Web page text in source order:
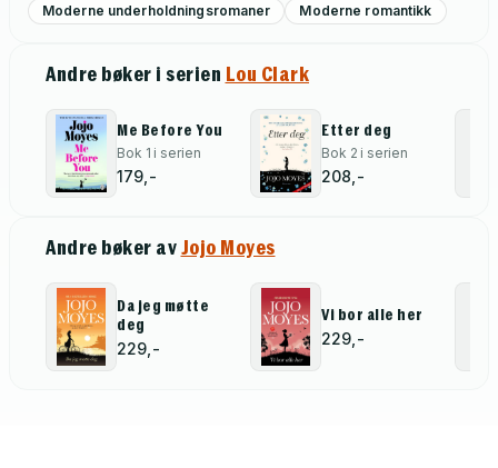
Moderne underholdningsromaner
Moderne romantikk
Andre bøker i serien Lou Clark
Me Before You
Bok 1 i serien
179,-
Etter deg
Bok 2 i serien
208,-
Andre bøker avJojo Moyes
Da jeg møtte
deg
229,-
Vi bor alle her
229,-